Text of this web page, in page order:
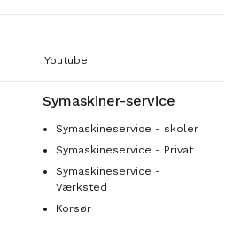
Youtube
Symaskiner-service
Symaskineservice - skoler
Symaskineservice - Privat
Symaskineservice -
Værksted
Korsør